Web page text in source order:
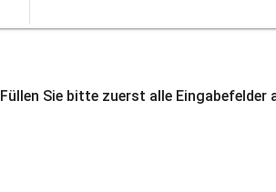
Füllen Sie bitte zuerst alle Eingabefelder